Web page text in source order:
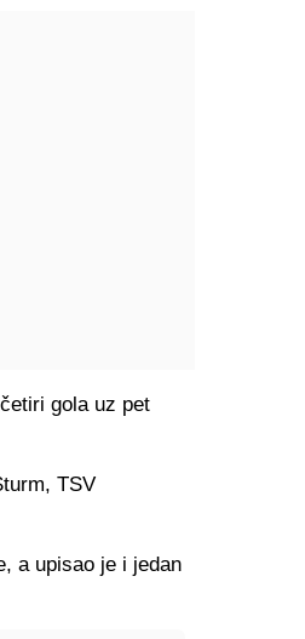
gola uz pet
TSV
a upisao je i jedan